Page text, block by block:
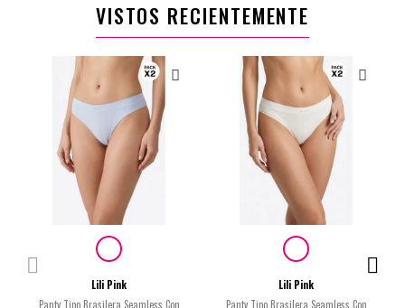
$39.900 $44.900
VISTOS RECIENTEMENTE
Lili Pink
Panty Tipo Brasilera Seamless Con
Lili Pink
Panty Tipo Brasilera Seamless Con